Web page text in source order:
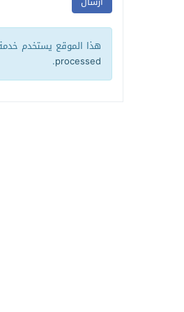
هذا الموقع يستخدم
processed
.